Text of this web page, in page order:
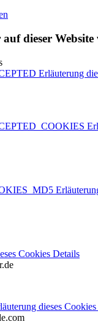
dieser Website
Erläuterung
Cookies Details
dieses Cookies